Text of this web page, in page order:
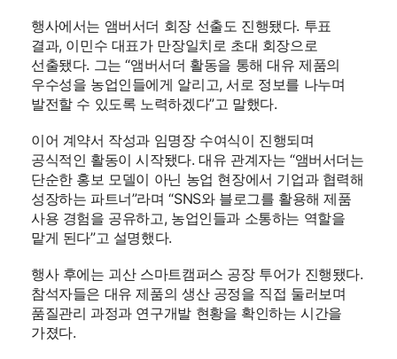
행사에서는 앰버서더 회장 선출도 진행됐다. 투표
결과, 이민수 대표가 만장일치로 초대 회장으로
선출됐다. 그는 “앰버서더 활동을 통해 대유 제품의
우수성을 농업인들에게 알리고, 서로 정보를 나누며
발전할 수 있도록 노력하겠다”고 말했다.
이어 계약서 작성과 임명장 수여식이 진행되며
공식적인 활동이 시작됐다. 대유 관계자는 “앰버서더는
단순한 홍보 모델이 아닌 농업 현장에서 기업과 협력해
성장하는 파트너”라며 “SNS와 블로그를 활용해 제품
사용 경험을 공유하고, 농업인들과 소통하는 역할을
맡게 된다”고 설명했다.
행사 후에는 괴산 스마트캠퍼스 공장 투어가 진행됐다.
참석자들은 대유 제품의 생산 공정을 직접 둘러보며
품질관리 과정과 연구개발 현황을 확인하는 시간을
가졌다.